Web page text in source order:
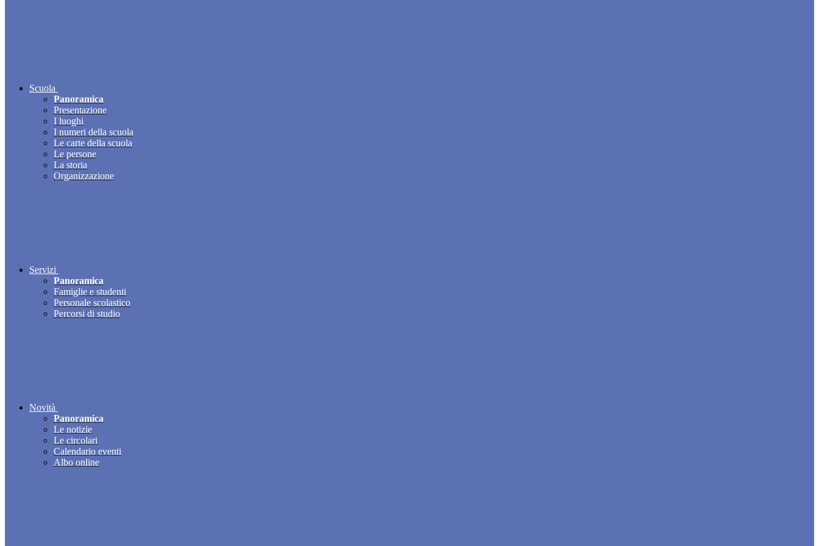
Scuola
Panoramica
Presentazione
I luoghi
I numeri della scuola
Le carte della scuola
Le persone
La storia
Organizzazione
Servizi
Panoramica
Famiglie e studenti
Personale scolastico
Percorsi di studio
Novità
Panoramica
Le notizie
Le circolari
Calendario eventi
Albo online